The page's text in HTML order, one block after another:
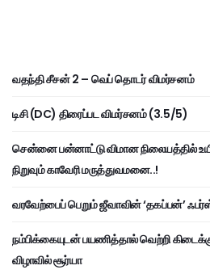
வதந்தி சீசன் 2 – வெப் தொடர் விமர்சனம்
டிசி (DC) திரைப்பட விமர்சனம் (3.5/5)
சென்னை பன்னாட்டு விமான நிலையத்தில்
நிறுவும் காவேரி மருத்துவமனை..!
வரவேற்பைப் பெறும் ஜீவாவின் ‘தகப்பன்’
நம்பிக்கையுடன் பயணித்தால் வெற்றி
விழாவில் சூர்யா